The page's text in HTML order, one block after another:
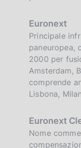
Euronext
Principale
paneuropea,
2000 per
Amsterdam,
comprende
Lisbona,
Euronext
Nome